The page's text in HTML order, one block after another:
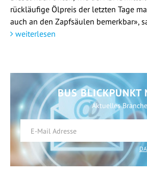
rückläufige Ölpreis der letzten Tage
auch an den Zapfsäulen bemerkbar»,
weiterlesen
BUS BLICKPUNKT
Aktuelles